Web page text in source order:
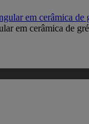
em cerâmica de